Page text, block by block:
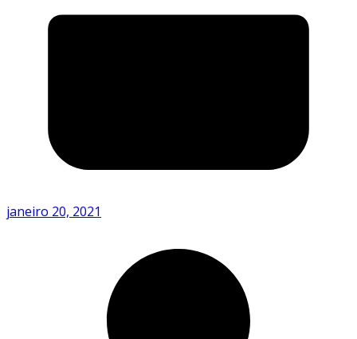
janeiro 20, 2021